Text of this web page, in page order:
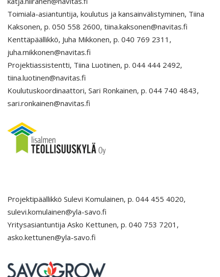
Toimiala-asiantuntija, koulutus ja kansainvälistyminen, Tiina
Kaksonen, p. 050 558 2600, tiina.kaksonen@navitas.fi
Kenttäpäällikkö, Juha Mikkonen, p. 040 769 2311,
juha.mikkonen@navitas.fi
Projektiassistentti, Tiina Luotinen, p. 044 444 2492,
tiina.luotinen@navitas.fi
Koulutuskoordinaattori, Sari Ronkainen, p. 044 740 4843,
sari.ronkainen@navitas.fi
Projektipäällikkö Sulevi Komulainen, p. 044 455 4020,
sulevi.komulainen@yla-savo.fi
Yritysasiantuntija Asko Kettunen, p. 040 753 7201,
asko.kettunen@yla-savo.fi